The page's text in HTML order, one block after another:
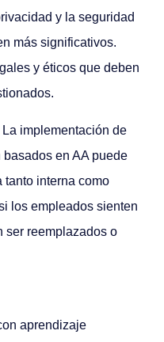
y la seguridad
más significativos.
y éticos que deben
La implementación de
en AA puede
tanto interna como
los empleados sienten
ser reemplazados o
aprendizaje